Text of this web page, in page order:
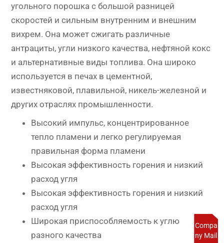
Compa
ny Mail
угольного порошка с большой разницей
скоростей и сильным внутренним и внешним
вихрем. Она может сжигать различные
антрациты, угли низкого качества, нефтяной кокс
и альтернативные виды топлива. Она широко
используется в печах в цементной,
известняковой, плавильной, никель-железной и
других отраслях промышленности.
Высокий импульс, концентрированное
тепло пламени и легко регулируемая
правильная форма пламени
Высокая эффективность горения и низкий
расход угля
Высокая эффективность горения и низкий
расход угля
Широкая приспособляемость к углю
разного качества